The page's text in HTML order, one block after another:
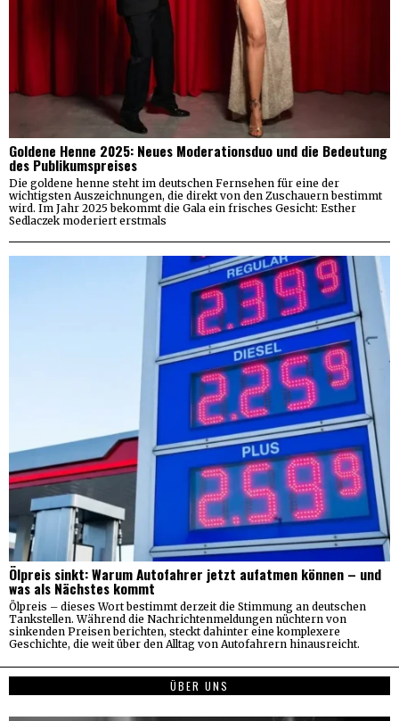
Goldene Henne 2025: Neues Moderationsduo und die Bedeutung
des Publikumspreises
Die goldene henne steht im deutschen Fernsehen für eine der
wichtigsten Auszeichnungen, die direkt von den Zuschauern bestimmt
wird. Im Jahr 2025 bekommt die Gala ein frisches Gesicht: Esther
Sedlaczek moderiert erstmals
Ölpreis sinkt: Warum Autofahrer jetzt aufatmen können – und
was als Nächstes kommt
Ölpreis – dieses Wort bestimmt derzeit die Stimmung an deutschen
Tankstellen. Während die Nachrichtenmeldungen nüchtern von
sinkenden Preisen berichten, steckt dahinter eine komplexere
Geschichte, die weit über den Alltag von Autofahrern hinausreicht.
ÜBER UNS